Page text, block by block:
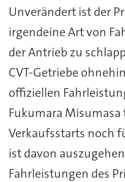
Unverändert ist der
irgendeine Art von
der Antrieb zu
CVT-Getriebe
offiziellen
Fukumara
Verkaufsstarts noch
ist davon
Fahrleistungen des